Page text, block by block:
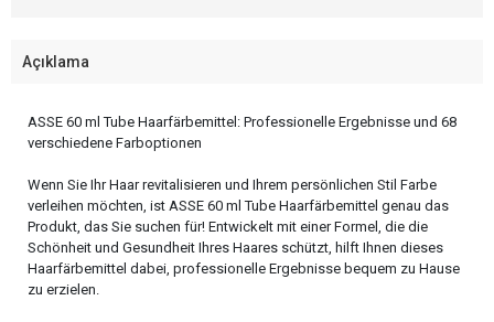
Açıklama
ASSE 60 ml Tube Haarfärbemittel: Professionelle Ergebnisse und 68
verschiedene Farboptionen
Wenn Sie Ihr Haar revitalisieren und Ihrem persönlichen Stil Farbe
verleihen möchten, ist ASSE 60 ml Tube Haarfärbemittel genau das
Produkt, das Sie suchen für! Entwickelt mit einer Formel, die die
Schönheit und Gesundheit Ihres Haares schützt, hilft Ihnen dieses
Haarfärbemittel dabei, professionelle Ergebnisse bequem zu Hause
zu erzielen.